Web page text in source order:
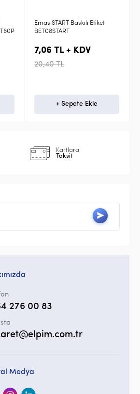
Emas Yaylı Düz Silikon Buton
Kılıfı Etanj Başlık BEB
33,20 TL + KDV
96,00 TL
+ Sepete Ekle
Kartlara
Taksit
276 00 83
Medya